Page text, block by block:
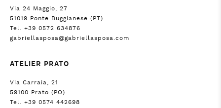
Via 24 Maggio, 27
51019 Ponte Buggianese (PT)
Tel. +39 0572 634876
gabriellasposa@gabriellasposa.com
ATELIER PRATO
Via Carraia, 21
59100 Prato (PO)
Tel. +39 0574 442698